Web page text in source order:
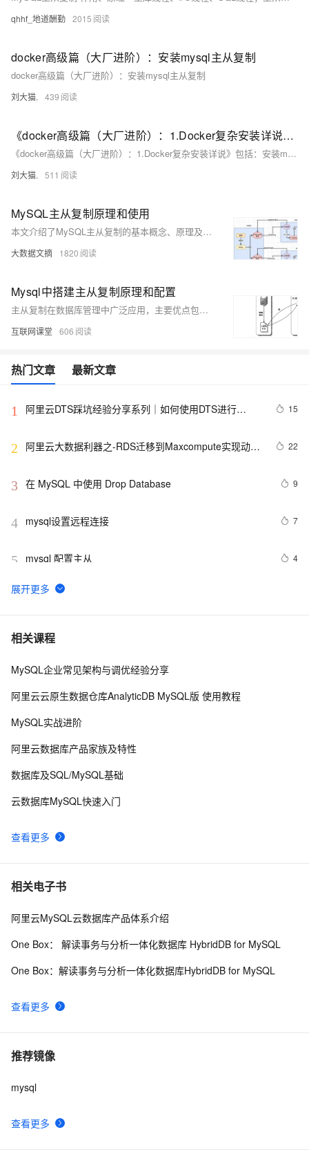
qhhf_地道酬勤 2015
docker高级篇（大厂进阶）：安装mysql主从复制
docker高级篇（大厂进阶）：安装mysql主从复制
刘大猫. 439
《docker高级篇（大厂进阶）：1.Docker复杂安装详说》包括：安装mysql主从复制、安装redis集群
《docker高级篇（大厂进阶）：1.Docker复杂安装详说》包括：安装mysql主从复制、安装redis集群
刘大猫. 511
MySQL主从复制原理和使用
本文介绍了MySQL主从复制的基本概念、原理及其实现方法，详细讲解了一主两从的架构设计，以及三种常见的复制模式（全同步、异步、半同步）的特点与适用场景。此外，文章还提供了Spring Boot环境下配置主从复制的具体代码示例，包括数据源配置、上下文切换、路由实现及切面编程等内容，帮助读者理解如何在实际项目中实现数据库的读写分离。
大数据文摘 1820
Mysql中搭建主从复制原理和配置
主从复制在数据库管理中广泛应用，主要优点包括提高性能、实现高可用性、数据备份及灾难恢复。通过读写分离、从服务器接管、实时备份和地理分布等机制，有效增强系统的稳定性和数据安全性。主从复制涉及I/O线程和SQL线程，前者负责日志传输，后者负责日志应用，确保数据同步。配置过程中需开启二进制日志、设置唯一服务器ID，并创建复制用户，通过CHANGE MASTER TO命令配置从服务器连接主服务器，实现数据同步。实验部分展示了如何在两台CentOS 7服务器上配置MySQL 5.7主从复制，包括关闭防火墙、配置静态IP、设置域名解析、配置主从服务器、启动复制及验证同步效果。
互联网课堂 606
热门文章 最新文章
1
阿里云DTS踩坑经验分享系列｜如何使用DTS进行
15
2
阿里云大数据利器之-RDS迁移到Maxcompute实现动态
22
3 在 MySQL 中使用 Drop Database 9
4 mysql设置远程连接 7
5 mysql 配置主从 4
6 mysql 更改root密码
7 PostgreSQL\MySQL比较
8 Percona Server for MySQL 5.6.10-60.2发布
10mysql安装及常见设置
相关课程
查看更多
MySQL企业常见架构与调优经验分享
阿里云云原生数据仓库AnalyticDB MySQL版 使用教程
MySQL实战进阶
阿里云数据库产品家族及特性
数据库及SQL/MySQL基础
云数据库MySQL快速入门
相关电子书
查看更多
阿里云MySQL云数据库产品体系介绍
One Box： 解读事务与分析一体化数据库 HybridDB for MySQL
One Box：解读事务与分析一体化数据库HybridDB for MySQL
推荐镜像
查看更多
mysql